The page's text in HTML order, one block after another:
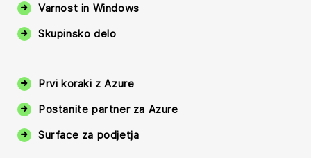
Varnost in Windows
Skupinsko delo
Prvi koraki z Azure
Postanite partner za Azure
Surface za podjetja